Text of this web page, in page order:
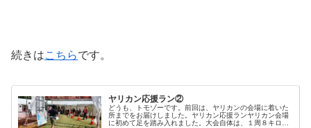
続きはこちらです。
ヤリカン応援ラン②
どうも、トモゾーです。前回は、ヤリカンの会場に着いた
所までをお届けしました。ヤリカン応援ランヤリカン会場
に初めて足を踏み入れました。大会自体は、１周８キロく